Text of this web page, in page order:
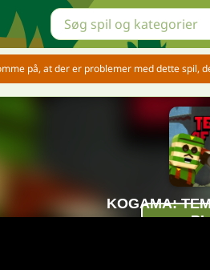
på, at der er problemer med dette spil,